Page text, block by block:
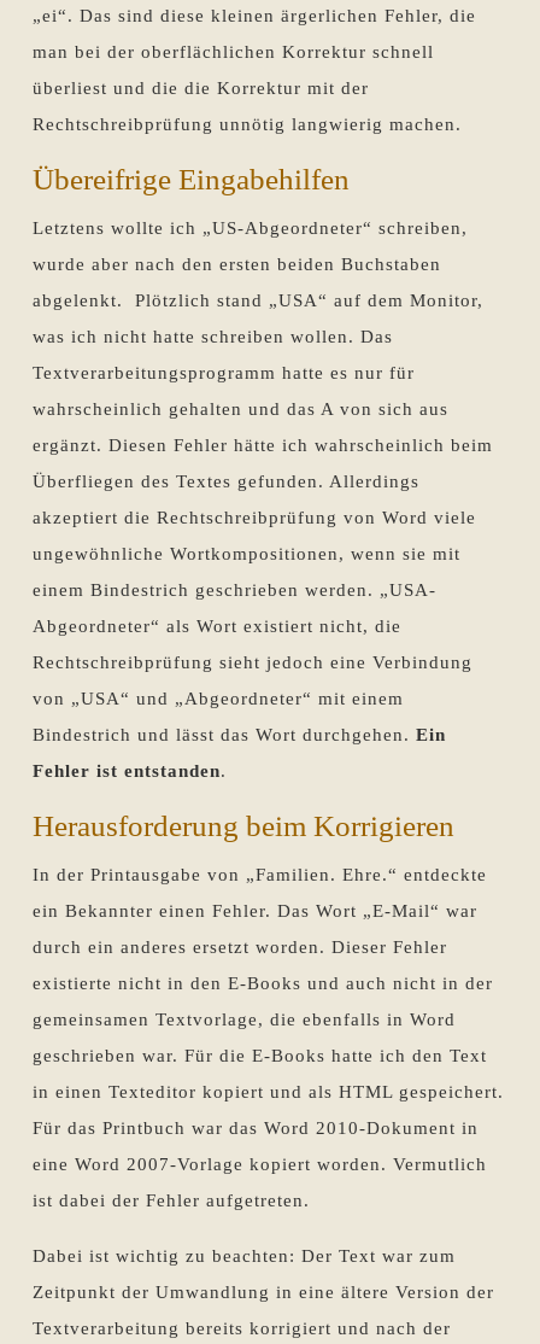
„ei“. Das sind diese kleinen ärgerlichen Fehler, die
man bei der oberflächlichen Korrektur schnell
überliest und die die Korrektur mit der
Rechtschreibprüfung unnötig langwierig machen.
Übereifrige Eingabehilfen
Letztens wollte ich „US-Abgeordneter“ schreiben,
wurde aber nach den ersten beiden Buchstaben
abgelenkt. Plötzlich stand „USA“ auf dem Monitor,
was ich nicht hatte schreiben wollen. Das
Textverarbeitungsprogramm hatte es nur für
wahrscheinlich gehalten und das A von sich aus
ergänzt. Diesen Fehler hätte ich wahrscheinlich beim
Überfliegen des Textes gefunden. Allerdings
akzeptiert die Rechtschreibprüfung von Word viele
ungewöhnliche Wortkompositionen, wenn sie mit
einem Bindestrich geschrieben werden. „USA-
Abgeordneter“ als Wort existiert nicht, die
Rechtschreibprüfung sieht jedoch eine Verbindung
von „USA“ und „Abgeordneter“ mit einem
Bindestrich und lässt das Wort durchgehen. Ein
Fehler ist entstanden.
Herausforderung beim Korrigieren
In der Printausgabe von „Familien. Ehre.“ entdeckte
ein Bekannter einen Fehler. Das Wort „E-Mail“ war
durch ein anderes ersetzt worden. Dieser Fehler
existierte nicht in den E-Books und auch nicht in der
gemeinsamen Textvorlage, die ebenfalls in Word
geschrieben war. Für die E-Books hatte ich den Text
in einen Texteditor kopiert und als HTML gespeichert.
Für das Printbuch war das Word 2010-Dokument in
eine Word 2007-Vorlage kopiert worden. Vermutlich
ist dabei der Fehler aufgetreten.
Dabei ist wichtig zu beachten: Der Text war zum
Zeitpunkt der Umwandlung in eine ältere Version der
Textverarbeitung bereits korrigiert und nach der